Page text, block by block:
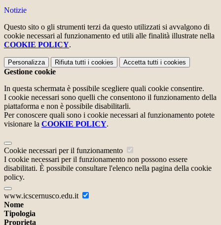
Notizie
Questo sito o gli strumenti terzi da questo utilizzati si avvalgono di
cookie necessari al funzionamento ed utili alle finalità illustrate nella
COOKIE POLICY.
Personalizza Rifiuta tutti i cookies Accetta tutti i cookies
Gestione cookie
In questa schermata è possibile scegliere quali cookie consentire.
I cookie necessari sono quelli che consentono il funzionamento della
piattaforma e non è possibile disabilitarli.
Per conoscere quali sono i cookie necessari al funzionamento potete
visionare la COOKIE POLICY.
Cookie necessari per il funzionamento
I cookie necessari per il funzionamento non possono essere
disabilitati. È possibile consultare l'elenco nella pagina della cookie
policy.
www.icscernusco.edu.it
Nome
Tipologia
Proprieta